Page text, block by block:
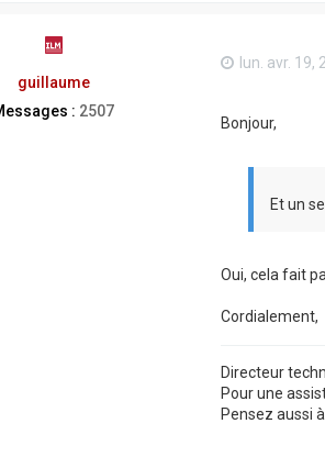
guillaume
: 2507
lun. avr. 19,
Bonjour,
Et un
Oui, cela fait
Cordialement,
Directeur
Pour une
Pensez aussi